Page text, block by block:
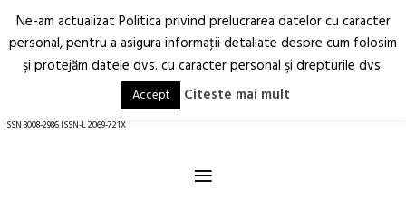
Arhitectură.
Oraș.
RO EN
ISSN 3008-2986 ISSN-L 2069-721X
≡
Ne-am actualizat Politica privind prelucrarea datelor cu caracter
personal, pentru a asigura informaţii detaliate despre cum folosim
şi protejăm datele dvs. cu caracter personal şi drepturile dvs.
Accept Citeste mai mult